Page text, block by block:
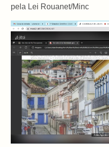
pela Lei Rouanet/Minc